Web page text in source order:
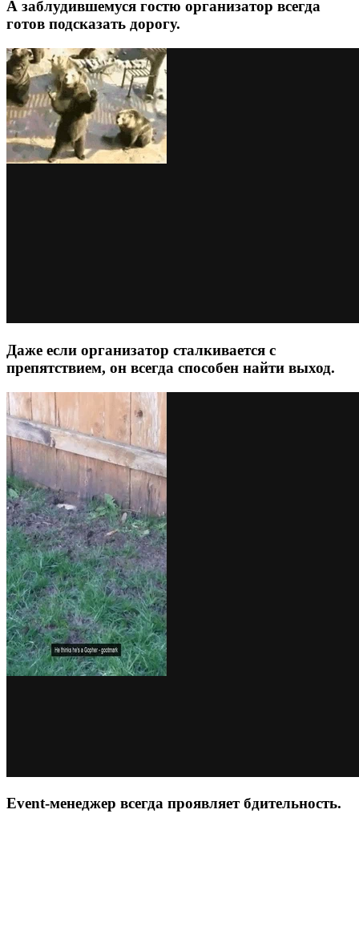
А заблудившемуся гостю организатор всегда
готов подсказать дорогу.
Даже если организатор сталкивается с
препятствием, он всегда способен найти выход.
Event-менеджер всегда проявляет бдительность.